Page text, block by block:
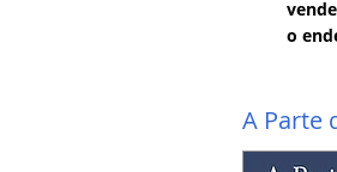
o
A Parte